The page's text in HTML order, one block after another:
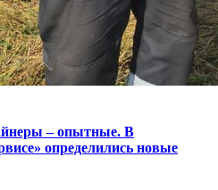
– опытные. В
определились новые